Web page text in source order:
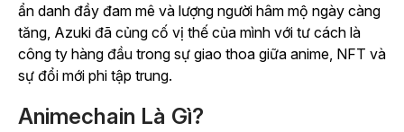
ẩn danh đầy đam mê và lượng người hâm mộ ngày càng
tăng, Azuki đã củng cố vị thế của mình với tư cách là
công ty hàng đầu trong sự giao thoa giữa anime, NFT và
sự đổi mới phi tập trung.
Animechain Là Gì?